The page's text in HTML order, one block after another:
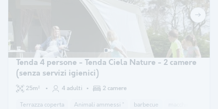
Tenda 4 persone - Tenda Ciela Nature - 2 camere
(senza servizi igienici)
25m² 4 adulti 2 camere
Terrazza coperta Animali ammessi * barbecue